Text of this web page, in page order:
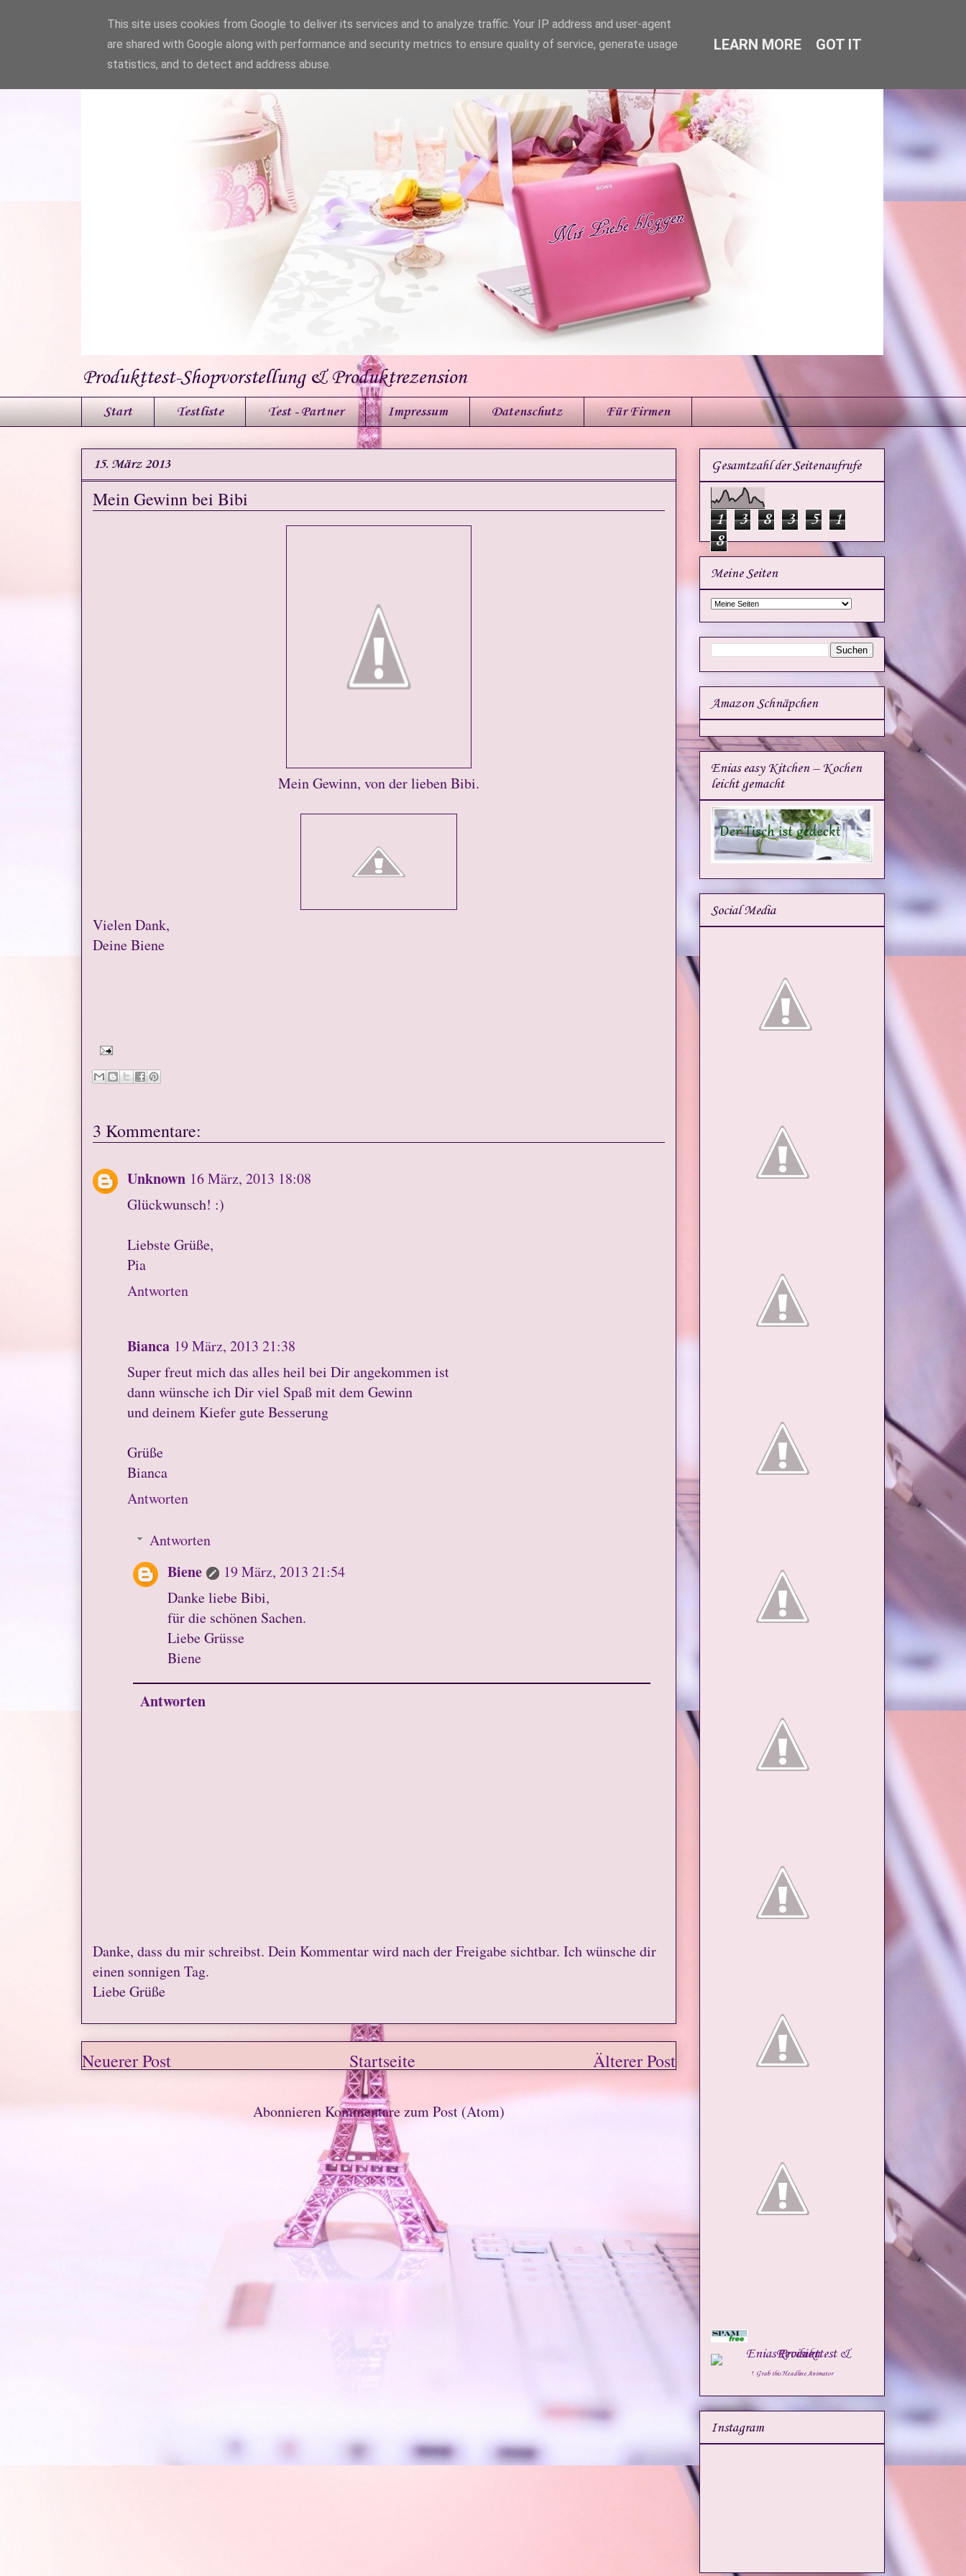
Produkttest-Shopvorstellung & Produktrezension
Start Testliste Test - Partner Impressum Datenschutz Für Firmen
15. März 2013
Mein Gewinn bei Bibi
Mein Gewinn, von der lieben Bibi.
Vielen Dank,
Deine Biene
3 Kommentare:
Unknown 16 März, 2013 18:08
Glückwunsch! :)
Liebste Grüße,
Pia
Antworten
Bianca 19 März, 2013 21:38
Super freut mich das alles heil bei Dir angekommen ist
dann wünsche ich Dir viel Spaß mit dem Gewinn
und deinem Kiefer gute Besserung
Grüße
Bianca
Antworten
Antworten
Biene
19 März, 2013 21:54
Danke liebe Bibi,
für die schönen Sachen.
Liebe Grüsse
Biene
Antworten
Danke, dass du mir schreibst. Dein Kommentar wird nach der Freigabe sichtbar. Ich wünsche dir
einen sonnigen Tag.
Liebe Grüße
Neuerer Post Älterer Post
Startseite
AbonnierenKommentare zum Post (Atom)
Gesamtzahl der Seitenaufrufe
1 3 8 3 5
1
8
Meine Seiten
Amazon Schnäpchen
Enias easy Kitchen – Kochen
leicht gemacht
Social Media
↑ Grab this Headline Animator
Instagram
This site uses cookies from Google to deliver its services and to analyze traffic. Your IP address and user-agent
are shared with Google along with performance and security metrics to ensure quality of service, generate usage
statistics, and to detect and address abuse.
LEARN MORE GOT IT